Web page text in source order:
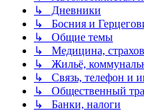
↳ Дневники
↳ Босния и
↳ Общие темы
↳ Медицина,
↳ Жильё,
↳ Связь, телефон и
↳ Общественный
↳ Банки, налоги